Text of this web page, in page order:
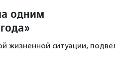
одним
жизненной ситуации,